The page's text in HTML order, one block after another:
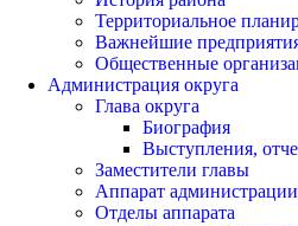
Территориальное
Важнейшие
Общественные
Администрация округа
Глава округа
Биография
Выступления,
Заместители главы
Аппарат администрации
Отделы аппарата